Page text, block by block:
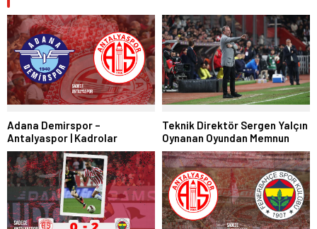
Adana Demirspor –
Antalyaspor | Kadrolar
Teknik Direktör Sergen Yalçın
Oynanan Oyundan Memnun